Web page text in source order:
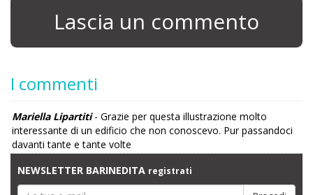
Lascia un commento
I commenti
Mariella Lipartiti- Grazie per questa illustrazione molto
interessante di un edificio che non conoscevo. Pur passandoci
davanti tante e tante volte
NEWSLETTER BARINEDITA registrati